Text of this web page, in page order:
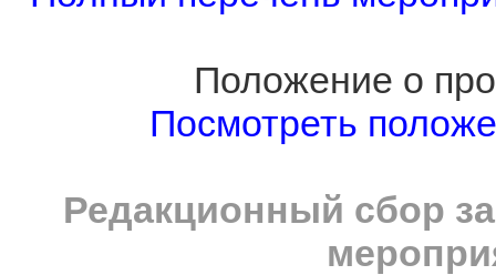
Положение о
Посмотреть
Редакционный сбор